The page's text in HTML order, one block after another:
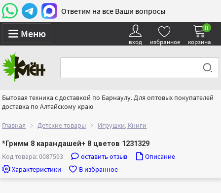
Ответим на все Ваши вопросы
Меню
вход избранное корзина
0
Бытовая техника с доставкой по Барнаулу. Для оптовых покупателей
доставка по Алтайскому краю
Главная Детские товары Игрушки, Книги
*Гримм 8 карандашей+ 8 цветов 1231329
Код товара: 0087593 оставить отзыв
Описание
Характеристики
В избранное